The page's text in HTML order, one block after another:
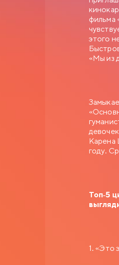
фильма
этого
«Мы из
Карена
году.
Топ-5
1. «Это